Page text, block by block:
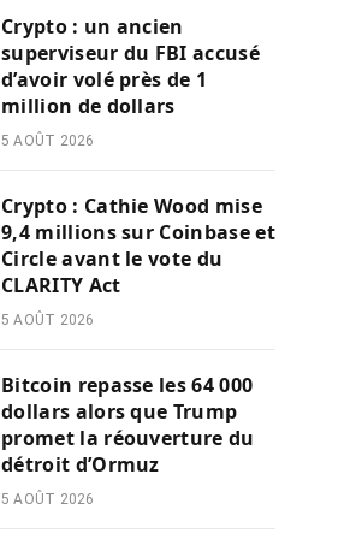
Crypto : un ancien
superviseur du FBI accusé
d’avoir volé près de 1
million de dollars
5 AOÛT 2026
Crypto : Cathie Wood mise
9,4 millions sur Coinbase et
Circle avant le vote du
CLARITY Act
5 AOÛT 2026
Bitcoin repasse les 64 000
dollars alors que Trump
promet la réouverture du
détroit d’Ormuz
5 AOÛT 2026